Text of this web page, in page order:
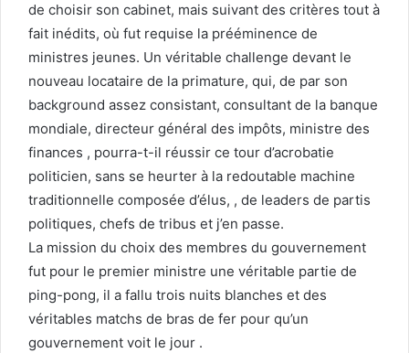
de choisir son cabinet, mais suivant des critères tout à
fait inédits, où fut requise la prééminence de
ministres jeunes. Un véritable challenge devant le
nouveau locataire de la primature, qui, de par son
background assez consistant, consultant de la banque
mondiale, directeur général des impôts, ministre des
finances , pourra-t-il réussir ce tour d’acrobatie
politicien, sans se heurter à la redoutable machine
traditionnelle composée d’élus, , de leaders de partis
politiques, chefs de tribus et j’en passe.
La mission du choix des membres du gouvernement
fut pour le premier ministre une véritable partie de
ping-pong, il a fallu trois nuits blanches et des
véritables matchs de bras de fer pour qu’un
gouvernement voit le jour .